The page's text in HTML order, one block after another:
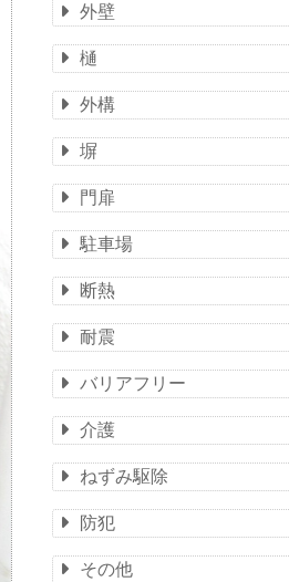
外壁
樋
外構
塀
門扉
駐車場
断熱
耐震
バリアフリー
介護
ねずみ駆除
防犯
その他